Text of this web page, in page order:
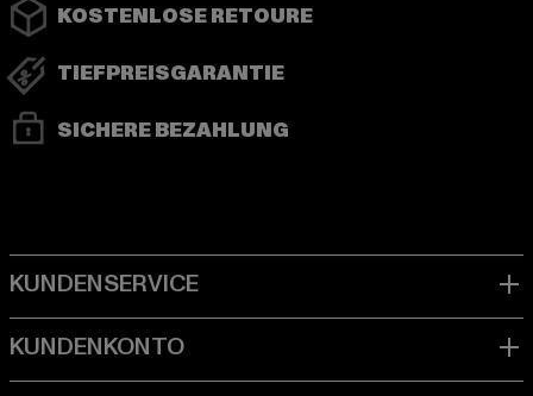
KOSTENLOSE RETOURE
TIEFPREISGARANTIE
SICHERE BEZAHLUNG